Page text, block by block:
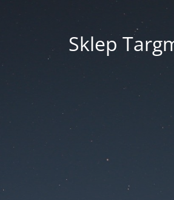
Sklep